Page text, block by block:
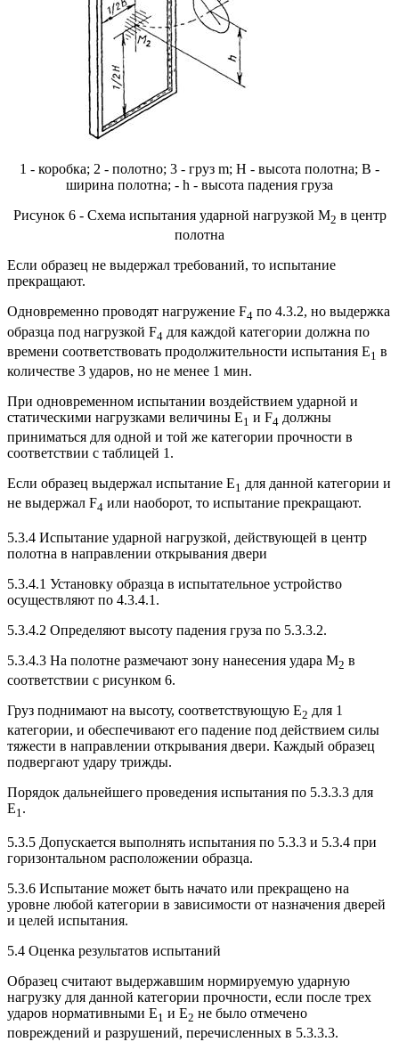
1 - коробка; 2 - полотно; 3 - груз m; H - высота полотна; В -
ширина полотна; - h - высота падения груза
Рисунок 6 - Схема испытания ударной нагрузкой М2 в центр
полотна
Если образец не выдержал требований, то испытание
прекращают.
Одновременно проводят нагружение F4 по 4.3.2, но выдержка
образца под нагрузкой F4 для каждой категории должна по
времени соответствовать продолжительности испытания E1 в
количестве 3 ударов, но не менее 1 мин.
При одновременном испытании воздействием ударной и
статическими нагрузками величины E1 и F4 должны
приниматься для одной и той же категории прочности в
соответствии с таблицей 1.
Если образец выдержал испытание E1 для данной категории и
не выдержал F4 или наоборот, то испытание прекращают.
5.3.4 Испытание ударной нагрузкой, действующей в центр
полотна в направлении открывания двери
5.3.4.1 Установку образца в испытательное устройство
осуществляют по 4.3.4.1.
5.3.4.2 Определяют высоту падения груза по 5.3.3.2.
5.3.4.3 На полотне размечают зону нанесения удара M2 в
соответствии с рисунком 6.
Груз поднимают на высоту, соответствующую E2 для 1
категории, и обеспечивают его падение под действием силы
тяжести в направлении открывания двери. Каждый образец
подвергают удару трижды.
Порядок дальнейшего проведения испытания по 5.3.3.3 для
E1.
5.3.5 Допускается выполнять испытания по 5.3.3 и 5.3.4 при
горизонтальном расположении образца.
5.3.6 Испытание может быть начато или прекращено на
уровне любой категории в зависимости от назначения дверей
и целей испытания.
5.4 Оценка результатов испытаний
Образец считают выдержавшим нормируемую ударную
нагрузку для данной категории прочности, если после трех
ударов нормативными E1 и E2 не было отмечено
повреждений и разрушений, перечисленных в 5.3.3.3.